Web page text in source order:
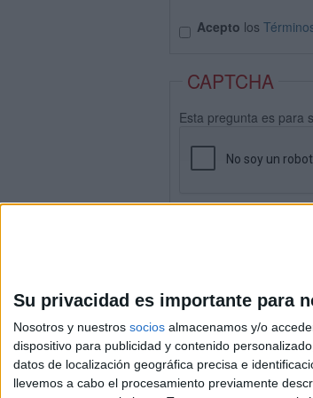
Su privacidad es importante para
Nosotros y nuestros socios almacenamos y/o
dispositivo para publicidad y contenido
datos de localización geográfica precisa e
llevemos a cabo el procesamiento previamente
Acepto los
CAPTCHA
Esta pregunta es para